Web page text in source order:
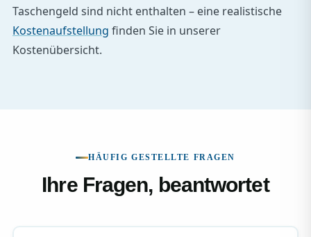
Taschengeld sind nicht enthalten – eine realistische
Kostenaufstellung finden Sie in unserer
Kostenübersicht.
HÄUFIG GESTELLTE FRAGEN
Ihre Fragen, beantwortet